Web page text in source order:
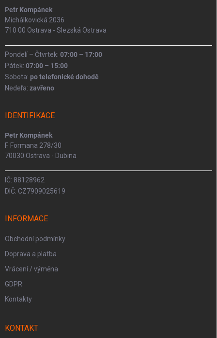
Petr Kompánek
Michálkovická 2036
710 00 Ostrava - Slezská Ostrava
Pondelí – Čtvrtek: 07:00 – 17:00
Pátek: 07:00 – 15:00
Sobota: po telefonické dohodě
Nedeľa: zavřeno
IDENTIFIKACE
Petr Kompánek
F. Formana 278/30
70030 Ostrava - Dubina
IČ: 88128962
DIČ: CZ7909025619
INFORMACE
Obchodní podmínky
Doprava a platba
Vrácení / výměna
GDPR
Kontakty
KONTAKT